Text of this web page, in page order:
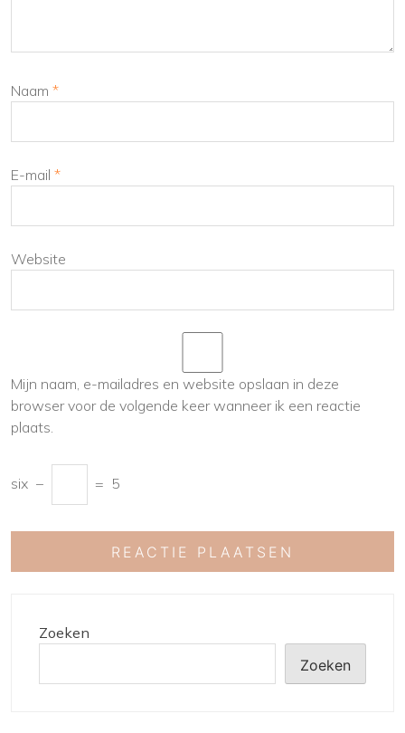
Naam *
E-mail *
Website
Mijn naam, e-mailadres en website opslaan in deze
browser voor de volgende keer wanneer ik een reactie
plaats.
six − = 5
Zoeken
Zoeken